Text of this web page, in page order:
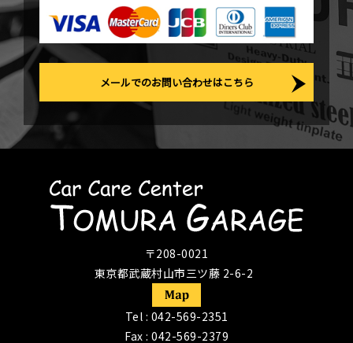
メールでのお問い合わせはこちら
〒208-0021
東京都武蔵村山市三ツ藤 2-6-2
Tel : 042-569-2351
Fax : 042-569-2379